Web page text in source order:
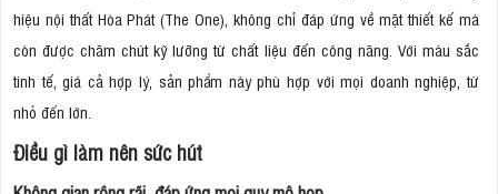
hiệu nội thất Hòa Phát (The One), không chỉ đáp ứng về mặt thiết kế mà
còn được chăm chút kỹ lưỡng từ chất liệu đến công năng. Với màu sắc
tinh tế, giá cả hợp lý, sản phẩm này phù hợp với mọi doanh nghiệp, từ
nhỏ đến lớn.
Điều gì làm nên sức hút